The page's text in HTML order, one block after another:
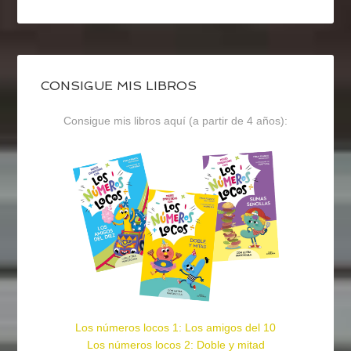
CONSIGUE MIS LIBROS
Consigue mis libros aquí (a partir de 4 años):
Los números locos 1: Los amigos del 10
Los números locos 2: Doble y mitad